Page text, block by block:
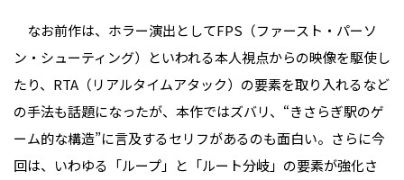
なお前作は、ホラー演出としてFPS（ファースト・パーソ
ン・シューティング）といわれる本人視点からの映像を駆使し
たり、RTA（リアルタイムアタック）の要素を取り入れるなど
の手法も話題になったが、本作ではズバリ、“きさらぎ駅のゲ
ーム的な構造”に言及するセリフがあるのも面白い。さらに今
回は、いわゆる「ループ」と「ルート分岐」の要素が強化さ